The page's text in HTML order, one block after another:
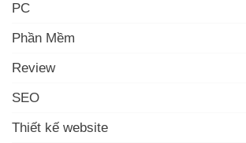
PC
Phần Mềm
Review
SEO
Thiết kế website